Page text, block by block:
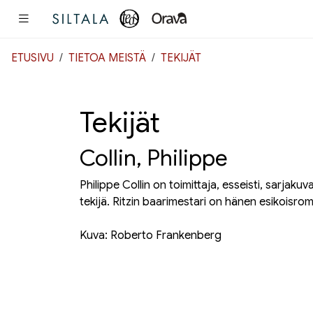
ETUSIVU TIETOA MEISTÄ TEKIJÄT
Tekijät
Collin, Philippe
Philippe Collin on toimittaja, esseisti,
tekijä. Ritzin baarimestari on hänen
Kuva: Roberto Frankenberg